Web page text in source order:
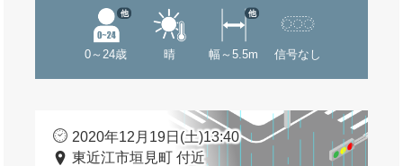
0～24歳
他
晴 幅～5.5m
他
信号なし
2020年12月19日(土)13:40
東近江市垣見町 付近